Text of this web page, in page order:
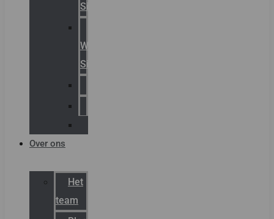
Signaling
Warning
Signals
Over ons
Het
team